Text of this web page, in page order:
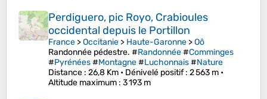
Perdiguero, pic Royo, Crabioules
occidental depuis le Portillon
France >Occitanie > Haute-Garonne >Oô
Randonnée pédestre. #Randonnée#Comminges
#Pyrénées#Montagne#Luchonnais#Nature
Distance : 26,8 Km • Dénivelé positif: 2 563 m •
Altitude maximum : 3 193 m